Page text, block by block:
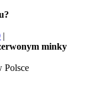
|
minky